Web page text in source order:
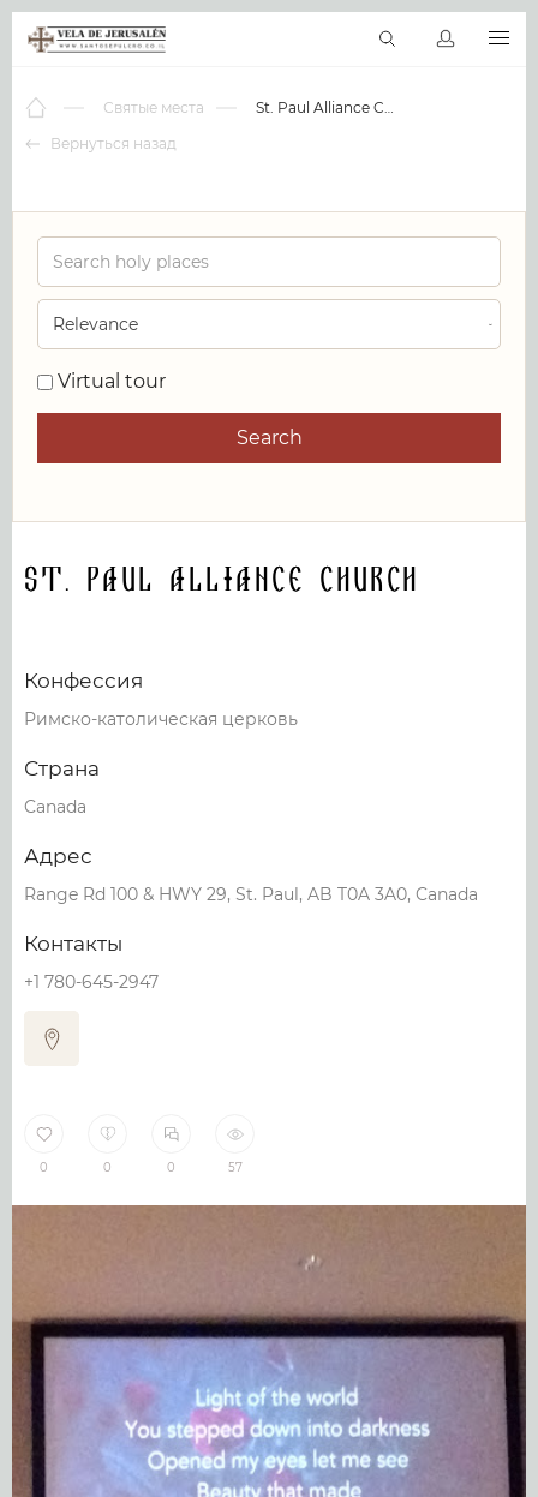
Виртуальные туры
RU
Вернуться назад
Святые места St. Paul Alliance Church
Virtual tour
Search
St. Paul Alliance Church
Конфессия
Римско-католическая церковь
Страна
Canada
Адрес
Range Rd 100 & HWY 29, St. Paul, AB T0A 3A0, Canada
Контакты
+1 780-645-2947
0 0 0 57